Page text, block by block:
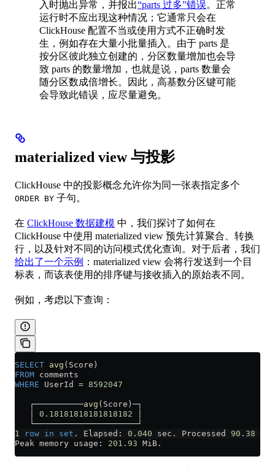
入时抛出异常，并报出“parts 过多”错误。正常
运行时不应出现这种情况；它通常只会在
ClickHouse 配置不当或使用方式不正确时发
生，例如存在大量小批量插入。由于 parts 是
按分区彼此独立创建的，分区数量增加也会导
致 parts 的数量增加，也就是说，parts 数量会
随分区数成倍增长。因此，高基数分区键可能
会导致此错误，应尽量避免。
materialized view 与投影
ClickHouse 中的投影概念允许你为同一张表指定多个
ORDER BY 子句。
在 ClickHouse 数据建模 中，我们探讨了如何在
ClickHouse 中使用 materialized view 预先计算聚合、转换
行，以及针对不同的访问模式优化查询。对于后者，我们
给出了一个示例 ：materialized view 会将行发送到一个目
标表，而该表使用的排序键与接收插入的原始表不同。
例如，考虑以下查询：
SELECT avg (Score)
FROM comments
WHERE UserId = 8592047
   ┌──────────
avg (Score)─┐
0 . 18181818181818182
   └─────────────────────┘
1
row in set . Elapsed: 0 . 040 sec. Processed 90 . 38
Peak memory usage: 201 . 93 MiB.